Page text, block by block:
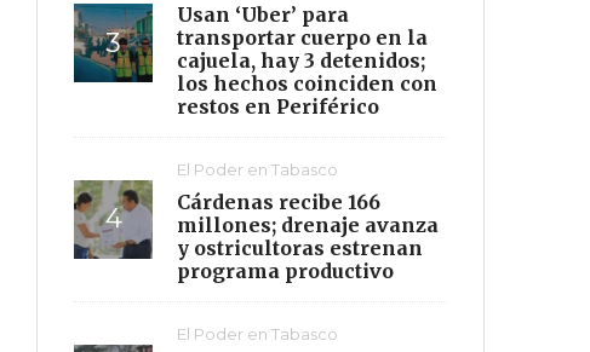
Usan ‘Uber’ para
transportar cuerpo en la
cajuela, hay 3 detenidos;
los hechos coinciden con
restos en Periférico
El Poder en Tabasco
Cárdenas recibe 166
millones; drenaje avanza
y ostricultoras estrenan
programa productivo
El Poder en Tabasco